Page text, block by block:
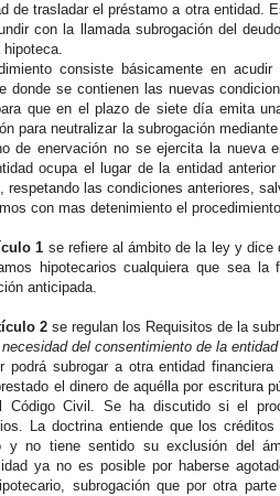
de trasladar el préstamo a otra entidad.
con la llamada subrogación del
consiste básicamente en
donde se contienen las nuevas
que en el plazo de siete día emita
para neutralizar la subrogación
de enervación no se ejercita la nueva
ocupa el lugar de la entidad
respetando las condiciones anteriores,
con mas detenimiento el
1 se refiere al ámbito de la ley y dice
hipotecarios cualquiera que sea
anticipada.
2 se regulan los Requisitos de la
del consentimiento de la
podrá subrogar a otra entidad
el dinero de aquélla por escritura
Código Civil. Se ha discutido si el
La doctrina entiende que los
y no tiene sentido su exclusión del
ya no es posible por haberse
subrogación que por otra